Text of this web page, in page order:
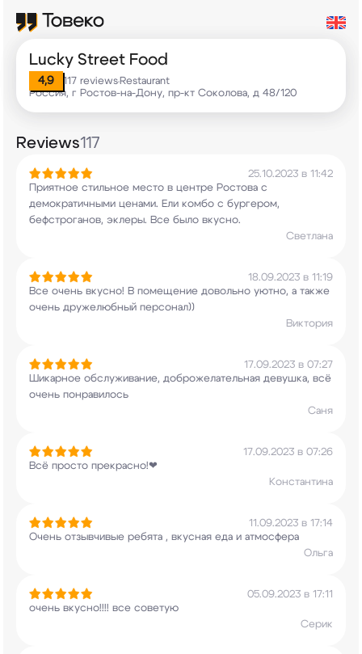
Lucky Street Food
4,9 117 reviews•Restaurant
Россия, г Ростов-на-Дону, пр-кт Соколова, д 48/120
Reviews117
25.10.2023 в 11:42
Приятное стильное место в центре Ростова с
демократичными ценами. Ели комбо с бургером,
бефстроганов, эклеры. Все было вкусно.
Светлана
18.09.2023 в 11:19
Все очень вкусно! В помещение довольно уютно, а также
очень дружелюбный персонал))
Виктория
17.09.2023 в 07:27
Шикарное обслуживание, доброжелательная девушка, всё
очень понравилось
Саня
17.09.2023 в 07:26
Всё просто прекрасно!❤
Константина
11.09.2023 в 17:14
Очень отзывчивые ребята , вкусная еда и атмосфера
Ольга
05.09.2023 в 17:11
очень вкусно!!!! все советую
Серик